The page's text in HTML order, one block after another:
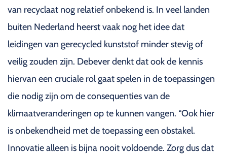
van recyclaat nog relatief onbekend is. In veel landen
buiten Nederland heerst vaak nog het idee dat
leidingen van gerecycled kunststof minder stevig of
veilig zouden zijn. Debever denkt dat ook de kennis
hiervan een cruciale rol gaat spelen in de toepassingen
die nodig zijn om de consequenties van de
klimaatveranderingen op te kunnen vangen. “Ook hier
is onbekendheid met de toepassing een obstakel.
Innovatie alleen is bijna nooit voldoende. Zorg dus dat